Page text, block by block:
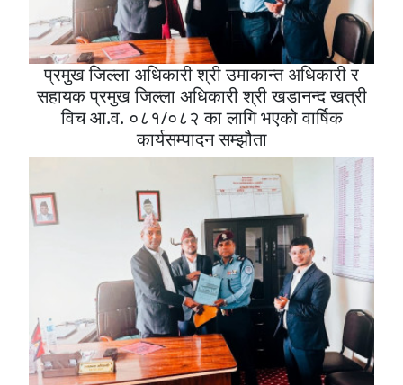
प्रमुख जिल्ला अधिकारी श्री उमाकान्त अधिकारी र
सहायक प्रमुख जिल्ला अधिकारी श्री खडानन्द खत्री
विच आ.व. ०८१/०८२ का लागि भएको वार्षिक
कार्यसम्पादन सम्झौता